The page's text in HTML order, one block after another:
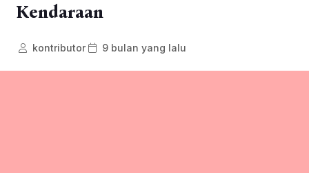
Kendaraan
kontributor 9 bulan yang lalu